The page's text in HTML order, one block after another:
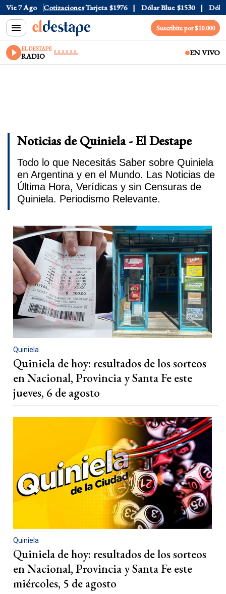
Vie 7 Ago Cotizaciones
$1520 Dólar Tarjeta $1976 Dólar Blue $1530 Dólar CCL
Suscribite por $10.000
EL DESTAPE
RADIO EN VIVO
Noticias de Quiniela - El Destape
Todo lo que Necesitás Saber sobre Quiniela
en Argentina y en el Mundo. Las Noticias de
Última Hora, Verídicas y sin Censuras de
Quiniela. Periodismo Relevante.
Quiniela
Quiniela de hoy: resultados de los sorteos
en Nacional, Provincia y Santa Fe este
jueves, 6 de agosto
Quiniela
Quiniela de hoy: resultados de los sorteos
en Nacional, Provincia y Santa Fe este
miércoles, 5 de agosto